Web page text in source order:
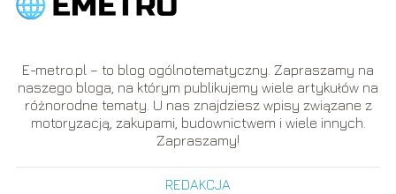
E-metro.pl – to blog ogólnotematyczny. Zapraszamy na
naszego bloga, na którym publikujemy wiele artykułów na
różnorodne tematy. U nas znajdziesz wpisy związane z
motoryzacją, zakupami, budownictwem i wiele innych.
Zapraszamy!
REDAKCJA